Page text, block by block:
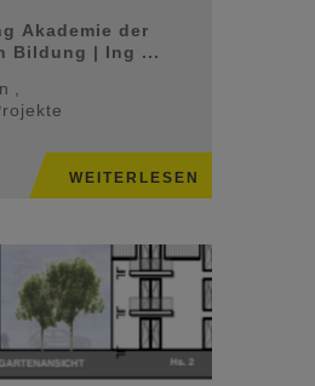
Akademie der
Bildung | Ing ...
WEITERLESEN